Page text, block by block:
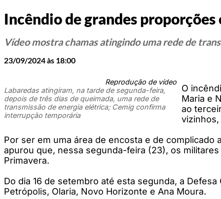
Incêndio de grandes
Vídeo mostra chamas atingindo uma rede de
23/09/2024 às 18:00
Reprodução de vídeo
Labaredas atingiram, na tarde de segunda-feira,
depois de três dias de queimada, uma rede de
transmissão de energia elétrica; Cemig confirma
interrupção temporária
O
Maria e
ao
Por ser em uma área de encosta e de
apurou que, nessa segunda-feira (23), os
Primavera.
Do dia 16 de setembro até esta segunda, a
Petrópolis, Olaria, Novo Horizonte e Ana Moura.